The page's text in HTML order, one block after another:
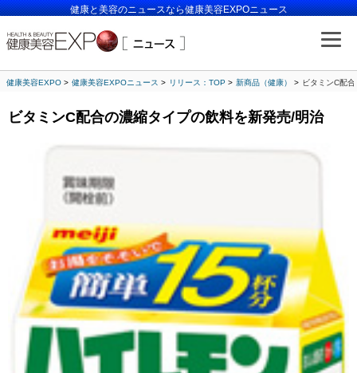
健康と美容のニュースなら健康美容EXPOニュース
健康美容EXPO 健康美容EXPOニュース リリース：TOP 新商品（健康） ビタミンC配
ビタミンC配合の濃縮タイプの飲料を新発売/明治